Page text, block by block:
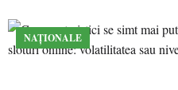
NAȚIONALE